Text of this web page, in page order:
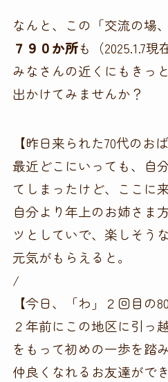
なんと、この「交流の場
７９０か所も（2025.1.7現
みなさんの近くにもきっ
出かけてみませんか？
【昨日来られた70代のお
最近どこにいっても、自
てしまったけど、ここに
自分より年上のお姉さま
ツとしていで、楽しそう
元気がもらえると。
/
【今日、「わ」２回目の
２年前にこの地区に引っ
をもって初めの一歩を踏
仲良くなれるお友達がで